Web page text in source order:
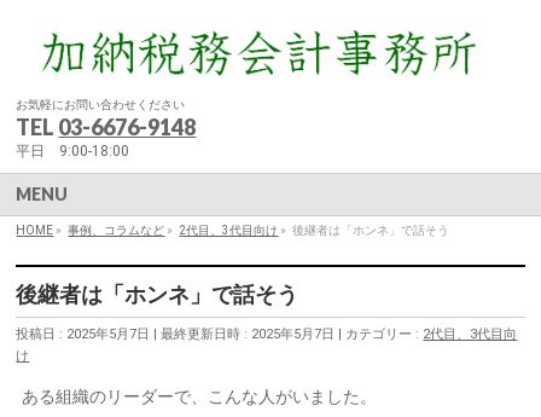
お気軽にお問い合わせください
TEL 03-6676-9148
平日 9:00-18:00
MENU
HOME » 事例、コラムなど » 2代目、3代目向け » 後継者は「ホンネ」で話そう
後継者は「ホンネ」で話そう
投稿日 : 2025年5月7日 最終更新日時 : 2025年5月7日 カテゴリー : 2代目、3代目向
け
ある組織のリーダーで、こんな人がいました。